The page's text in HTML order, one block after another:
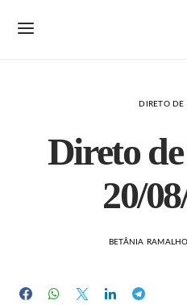
DIRETO DE
Direto
20/
BETÂNIA RAMALHO